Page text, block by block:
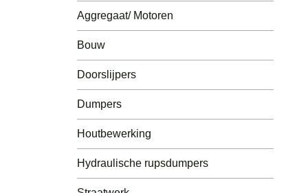
Trilwals
Tegelzaagmachine en
Steenzaagmachine
Accessoires Doorslijpers
Aggregaat/ Motoren
Bouw
Doorslijpers
Dumpers
Houtbewerking
Hydraulische rupsdumpers